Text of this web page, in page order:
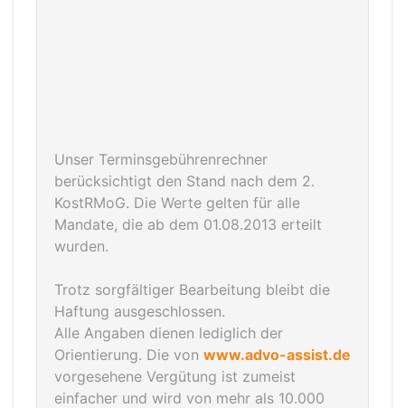
Unser Terminsgebührenrechner
berücksichtigt den Stand nach dem 2.
KostRMoG. Die Werte gelten für alle
Mandate, die ab dem 01.08.2013 erteilt
wurden.
Trotz sorgfältiger Bearbeitung bleibt die
Haftung ausgeschlossen.
Alle Angaben dienen lediglich der
Orientierung. Die von www.advo-assist.de
vorgesehene Vergütung ist zumeist
einfacher und wird von mehr als 10.000